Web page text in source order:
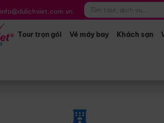
info@dulichviet.com.vn
Tour trọn gói Vé máy bay Khách sạn
*